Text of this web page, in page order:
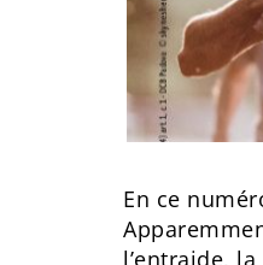
En ce